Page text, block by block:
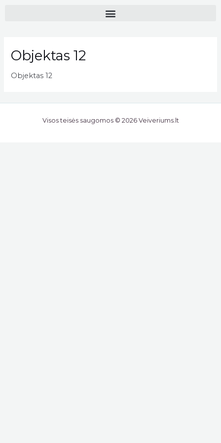
Objektas 12
Objektas 12
Visos teisės saugomos © 2026 Veiveriums.lt